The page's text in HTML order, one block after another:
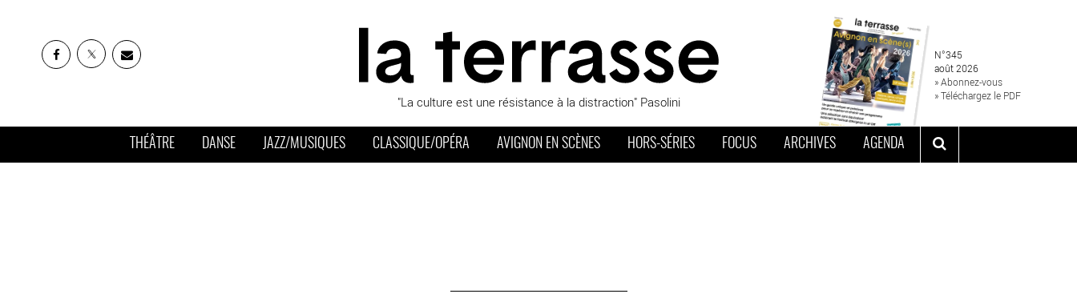
"La culture est une résistance à la distraction" Pasolini
N°345
août 2026
» Abonnez-vous
» Téléchargez le PDF
THÉÂTRE DANSE JAZZ/MUSIQUES CLASSIQUE/OPÉRA AVIGNON EN SCÈNES HORS-SÉRIES FOCUS ARCHIVES AGENDA